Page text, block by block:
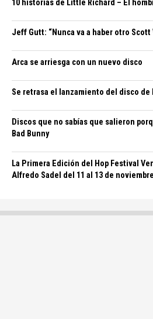
10 historias de Little Richard – El
Jeff Gutt: “Nunca va a haber otro Scott
Arca se arriesga con un nuevo disco
Se retrasa el lanzamiento del disco de
Discos que no sabías que salieron
Bad Bunny
La Primera Edición del Hop Festival
Alfredo Sadel del 11 al 13 de noviembre